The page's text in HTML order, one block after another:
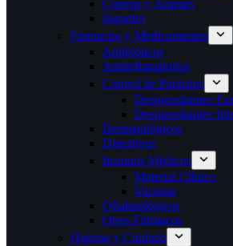
Correas y Arneses
Juguetes
Farmacias y Medicamentos
Antibióticos
Antiinflamatorios
Control de Parásitos
Desparasitantes
Desparasitantes
Dermatológicos
Digestivos
Insumos Médicos
Material Clínico
Vacunas
Oftalmológicos
Otros Fármacos
Higiene y Cuidado